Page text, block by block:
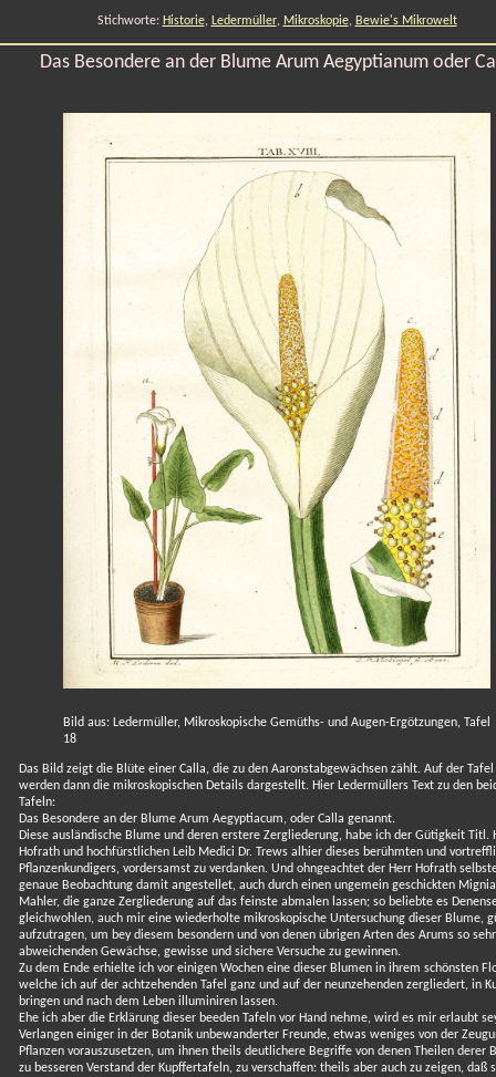
Stichworte: Historie, Ledermüller, Mikroskopie, Bewie's Mikrowelt
Das Besondere an der Blume Arum Aegyptianum oder
Bild aus: Ledermüller, Mikroskopische Gemüths- und Augen-Ergötzungen, Tafel
18
Das Bild zeigt die Blüte einer Calla, die zu den Aaronstabgewächsen zählt. Auf der Tafel
werden dann die mikroskopischen Details dargestellt. Hier Ledermüllers Text zu den
Tafeln:
Das Besondere an der Blume Arum Aegyptiacum, oder Calla genannt.
Diese ausländische Blume und deren erstere Zergliederung, habe ich der Gütigkeit Titl.
Hofrath und hochfürstlichen Leib Medici Dr. Trews alhier dieses berühmten und
Pflanzenkundigers, vordersamst zu verdanken. Und ohngeachtet der Herr Hofrath
genaue Beobachtung damit angestellet, auch durch einen ungemein geschickten
Mahler, die ganze Zergliederung auf das feinste abmalen lassen; so beliebte es
gleichwohlen, auch mir eine wiederholte mikroskopische Untersuchung dieser Blume,
aufzutragen, um bey diesem besondern und von denen übrigen Arten des Arums so sehr
abweichenden Gewächse, gewisse und sichere Versuche zu gewinnen.
Zu dem Ende erhielte ich vor einigen Wochen eine dieser Blumen in ihrem schönsten
welche ich auf der achtzehenden Tafel ganz und auf der neunzehenden zergliedert, in
bringen und nach dem Leben illuminiren lassen.
Ehe ich aber die Erklärung dieser beeden Tafeln vor Hand nehme, wird es mir erlaubt
Verlangen einiger in der Botanik unbewanderter Freunde, etwas weniges von der
Pflanzen vorauszusetzen, um ihnen theils deutlichere Begriffe von denen Theilen derer
zu besseren Verstand der Kupffertafeln, zu verschaffen: theils aber auch zu zeigen, daß